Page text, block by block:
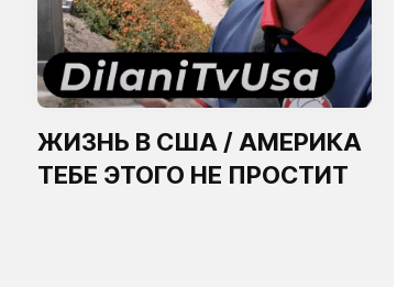
ЖИЗНЬ В США / АМЕРИКА
ТЕБЕ ЭТОГО НЕ ПРОСТИТ